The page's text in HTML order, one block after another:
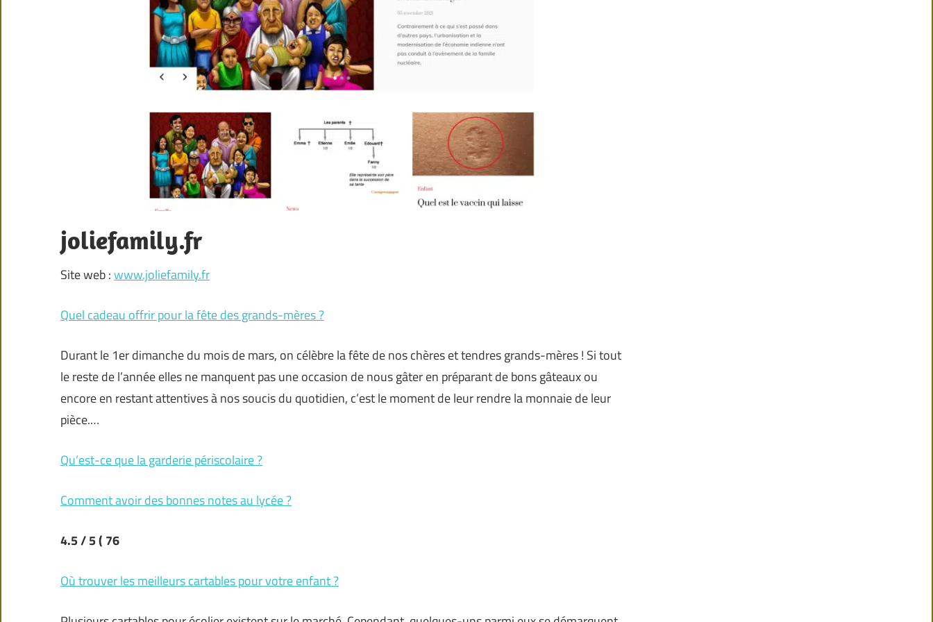
joliefamily.fr
Site web :www.joliefamily.fr
Quel cadeau offrir pour la fête des grands-mères ?
Durant le 1er dimanche du mois de mars, on célèbre la fête de nos chères et tendres grands-mères ! Si tout
le reste de l’année elles ne manquent pas une occasion de nous gâter en préparant de bons gâteaux ou
encore en restant attentives à nos soucis du quotidien, c’est le moment de leur rendre la monnaie de leur
pièce.…
Qu’est-ce que la garderie périscolaire ?
Comment avoir des bonnes notes au lycée ?
4.5/ 5( 76
Où trouver les meilleurs cartables pour votre enfant ?